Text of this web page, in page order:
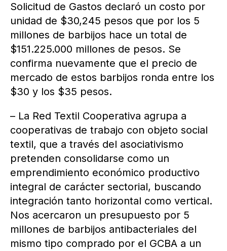
Solicitud de Gastos declaró un costo por
unidad de $30,245 pesos que por los 5
millones de barbijos hace un total de
$151.225.000 millones de pesos. Se
confirma nuevamente que el precio de
mercado de estos barbijos ronda entre los
$30 y los $35 pesos.
– La Red Textil Cooperativa agrupa a
cooperativas de trabajo con objeto social
textil, que a través del asociativismo
pretenden consolidarse como un
emprendimiento económico productivo
integral de carácter sectorial, buscando
integración tanto horizontal como vertical.
Nos acercaron un presupuesto por 5
millones de barbijos antibacteriales del
mismo tipo comprado por el GCBA a un